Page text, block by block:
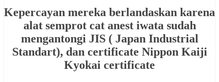
Kepercayan mereka berlandaskan karena
alat semprot cat anest iwata sudah
mengantongi JIS ( Japan Industrial
Standart), dan certificate Nippon Kaiji
Kyokai certificate